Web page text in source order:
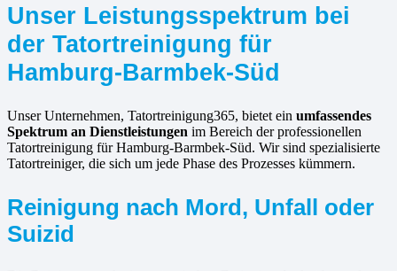
Unser Leistungsspektrum bei
der Tatortreinigung für
Hamburg-Barmbek-Süd
Unser Unternehmen, Tatortreinigung365, bietet ein umfassendes
Spektrum an Dienstleistungen im Bereich der professionellen
Tatortreinigung für Hamburg-Barmbek-Süd. Wir sind spezialisierte
Tatortreiniger, die sich um jede Phase des Prozesses kümmern.
Reinigung nach Mord, Unfall oder
Suizid